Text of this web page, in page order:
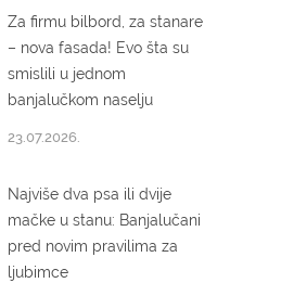
Za firmu bilbord, za stanare
– nova fasada! Evo šta su
smislili u jednom
banjalučkom naselju
23.07.2026.
Najviše dva psa ili dvije
mačke u stanu: Banjalučani
pred novim pravilima za
ljubimce